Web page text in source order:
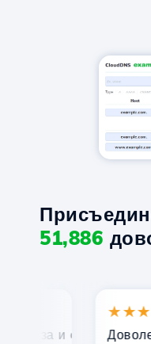
51,886
и ефективна
★★★★★
Доволен